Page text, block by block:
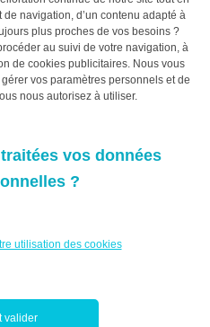
navigation, d’un contenu adapté à
plus proches de vos besoins ?
au suivi de votre navigation, à
de cookies publicitaires. Nous vous
vos paramètres personnels et de
nous autorisez à utiliser.
vos données
?
utilisation des cookies
valider